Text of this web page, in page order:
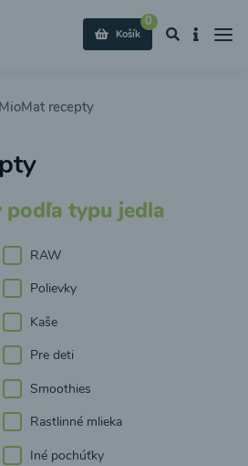
0
Košík
MioMat recepty
podľa typu jedla
RAW
Polievky
Kaše
Pre deti
Smoothies
Rastlinné mlieka
Iné pochúťky